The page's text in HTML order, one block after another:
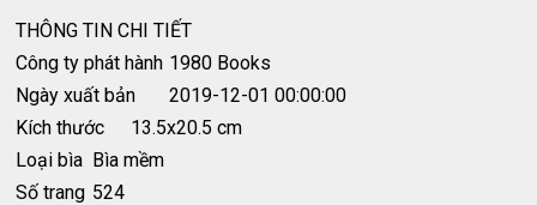
THÔNG TIN CHI TIẾT
Công ty phát hành 1980 Books
Ngày xuất bản
2019-12-01 00:00:00
Kích thước
13.5x20.5 cm
Loại bìa Bìa mềm
Số trang 524